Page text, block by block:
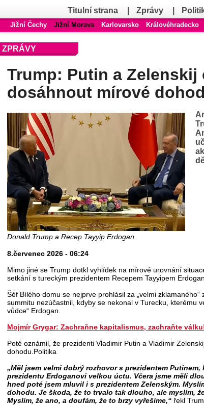
Titulní strana Zprávy
Jižní Čechy Jižní Morava Karlovarsko Královéhradecko
ZPRÁVY
Trump: Putin a Zelenskij
dosáhnout mírové
Donald Trump a Recep Tayyip Erdogan
8.červenec 2026 - 06:24
Mimo jiné se Trump dotkl vyhlídek na mírové urovnání
setkání s tureckým prezidentem Recepem Tayyipem
Šéf Bílého domu se nejprve prohlásil za „velmi zklamaného“
summitu nezúčastnil, kdyby se nekonal v Turecku, kterému
vůdce“ Erdogan.
Mojmír Grygar: Zachraňne kapitalismus, zachraňte
Poté oznámil, že prezidenti Vladimir Putin a Vladimir
dohodu.Politika
„Měl jsem velmi dobrý rozhovor s prezidentem
prezidentu Erdoganovi velkou úctu. Včera jsme měli
hned poté jsem mluvil i s prezidentem Zelenským.
dohodu. Je škoda, že to trvalo tak dlouho, ale myslím,
Myslím, že ano, a doufám, že to brzy vyřešíme,“ řekl